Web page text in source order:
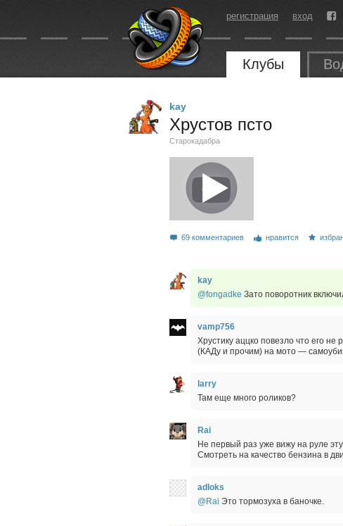
регистрация вход
Клубы
kay
Хрустов псто
Старокадабра
69 комментариев нравится
kay
@fongadke Зато поворотник
vamp756
Хрустику аццко повезло что его
(КАДу и прочим) на мото —
larry
Там еще много роликов?
Rai
Не первый раз уже вижу на руле
Смотреть на качество бензина в
adloks
@Rai Это тормозуха в баночке.